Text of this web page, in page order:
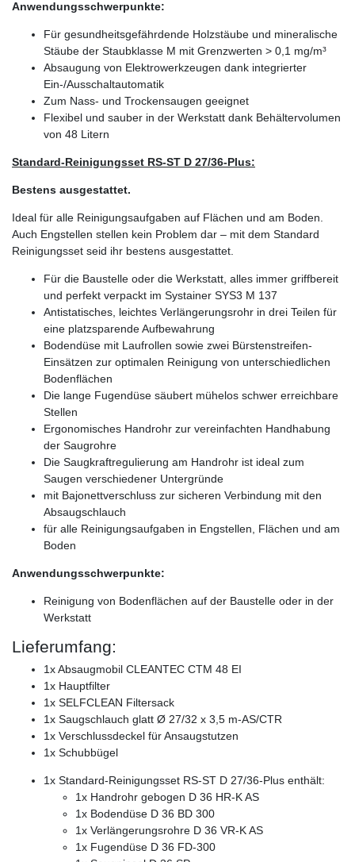
Anwendungsschwerpunkte:
Für gesundheitsgefährdende Holzstäube und mineralische
Stäube der Staubklasse M mit Grenzwerten > 0,1 mg/m³
Absaugung von Elektrowerkzeugen dank integrierter
Ein-/Ausschaltautomatik
Zum Nass- und Trockensaugen geeignet
Flexibel und sauber in der Werkstatt dank Behältervolumen
von 48 Litern
Standard-Reinigungsset RS-ST D 27/36-Plus:
Bestens ausgestattet.
Ideal für alle Reinigungsaufgaben auf Flächen und am Boden.
Auch Engstellen stellen kein Problem dar – mit dem Standard
Reinigungsset seid ihr bestens ausgestattet.
Für die Baustelle oder die Werkstatt, alles immer griffbereit
und perfekt verpackt im Systainer SYS3 M 137
Antistatisches, leichtes Verlängerungsrohr in drei Teilen für
eine platzsparende Aufbewahrung
Bodendüse mit Laufrollen sowie zwei Bürstenstreifen-
Einsätzen zur optimalen Reinigung von unterschiedlichen
Bodenflächen
Die lange Fugendüse säubert mühelos schwer erreichbare
Stellen
Ergonomisches Handrohr zur vereinfachten Handhabung
der Saugrohre
Die Saugkraftregulierung am Handrohr ist ideal zum
Saugen verschiedener Untergründe
mit Bajonettverschluss zur sicheren Verbindung mit den
Absaugschlauch
für alle Reinigungsaufgaben in Engstellen, Flächen und am
Boden
Anwendungsschwerpunkte:
Reinigung von Bodenflächen auf der Baustelle oder in der
Werkstatt
Lieferumfang:
1x Absaugmobil CLEANTEC CTM 48 EI
1x Hauptfilter
1x SELFCLEAN Filtersack
1x Saugschlauch glatt Ø 27/32 x 3,5 m-AS/CTR
1x Verschlussdeckel für Ansaugstutzen
1x Schubbügel
1x Standard-Reinigungsset RS-ST D 27/36-Plus enthält:
1x Handrohr gebogen D 36 HR-K AS
1x Bodendüse D 36 BD 300
1x Verlängerungsrohre D 36 VR-K AS
1x Fugendüse D 36 FD-300